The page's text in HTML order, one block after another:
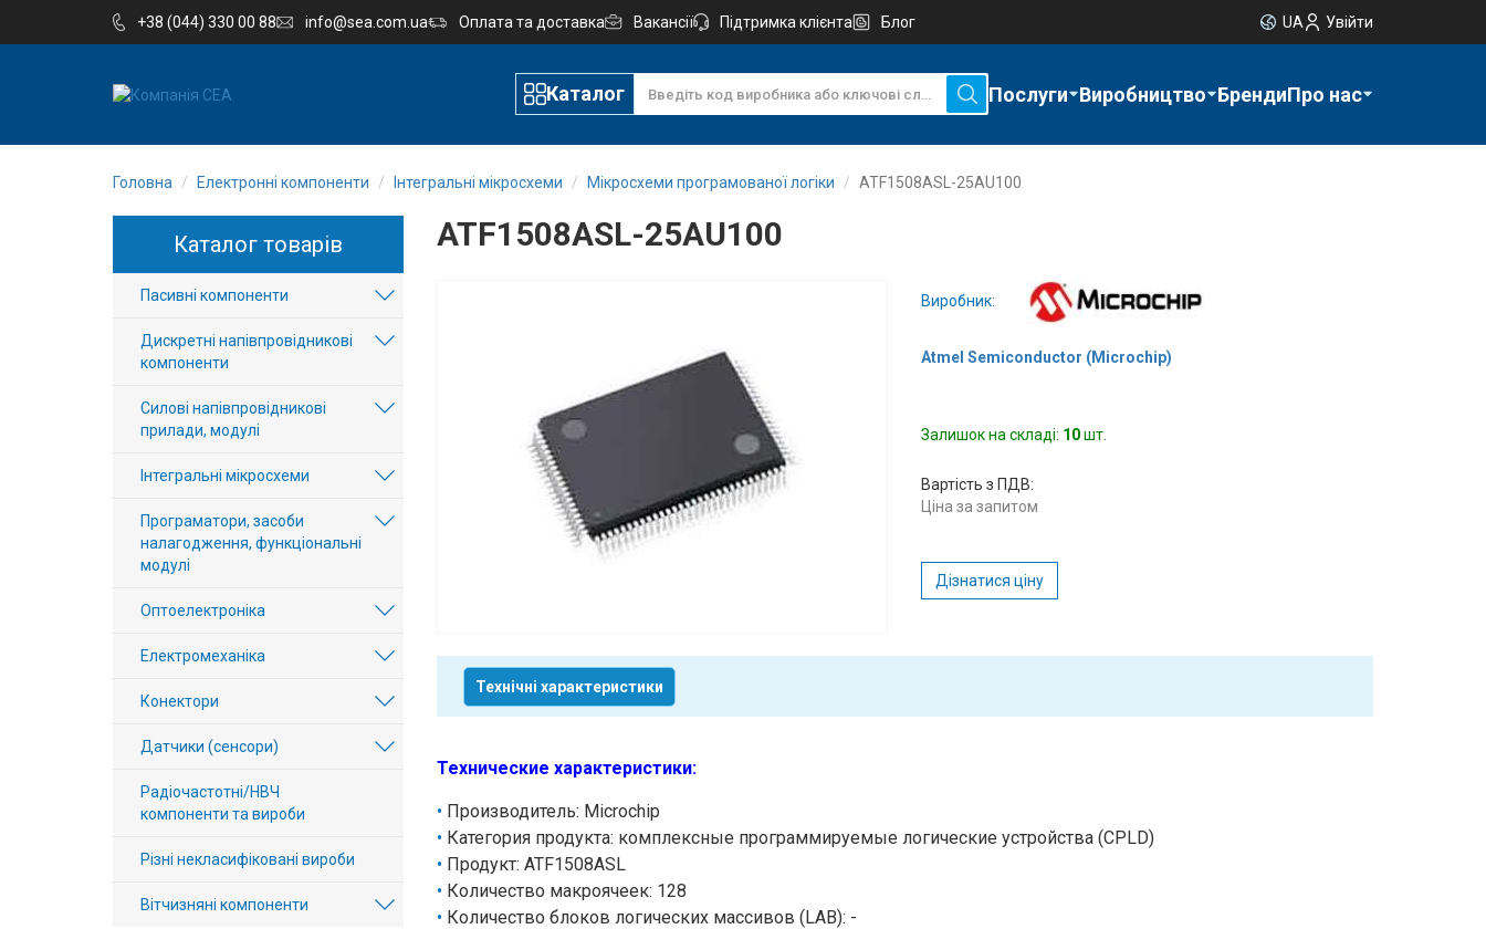
+38 (044) 330 00 88 info@sea.com.ua Оплата та доставка Вакансії Підтримка клієнта Блог UA Увійти
Каталог Послуги Виробництво БрендиПро нас
Компанія
Виробництво
Послуги
Новини
Вакансії
авторизація
Виробники
Контакти
Доставка
Підтримка
Головна Електронні компоненти Інтегральні мікросхеми Мікросхеми програмованої логіки ATF1508ASL-25AU100
ATF1508ASL-25AU100
Виробник:
Atmel Semiconductor (Microchip)
Залишок на складі: 10шт.
Вартість з ПДВ:
Ціна за запитом
Дізнатися ціну
Технічні характеристики
Технические характеристики:
Производитель: Microchip
Категория продукта: комплексные программируемые логические устройства (CPLD)
Продукт: ATF1508ASL
Количество макроячеек: 128
Количество блоков логических массивов (LAB): -
Каталог товарів
Пасивні компоненти
Дискретні напівпровідникові
компоненти
Силові напівпровідникові
прилади, модулі
Інтегральні мікросхеми
Програматори, засоби
налагодження, функціональні
модулі
Оптоелектроніка
Електромеханіка
Конектори
Датчики (сенсори)
Радіочастотні/НВЧ
компоненти та вироби
Різні некласифіковані вироби
Вітчизняні компоненти